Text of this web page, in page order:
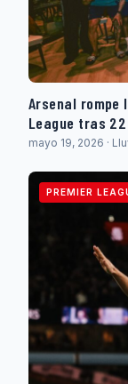
Arsenal rompe
League tras
mayo 19, 2026 ·
PREMIER